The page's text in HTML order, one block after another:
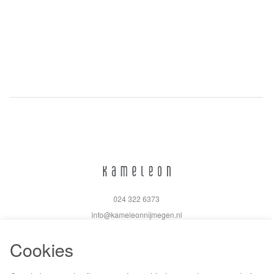
024 322 6373
info@kameleonnijmegen.nl
Cookies